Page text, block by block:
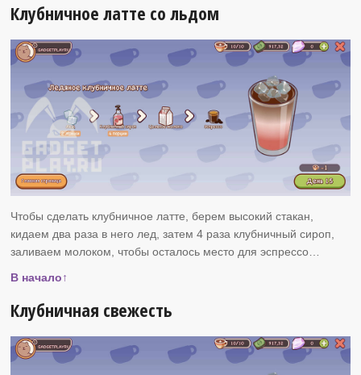
Клубничное латте со льдом
Чтобы сделать клубничное латте, берем высокий стакан,
кидаем два раза в него лед, затем 4 раза клубничный сироп,
заливаем молоком, чтобы осталось место для эспрессо…
В начало↑
Клубничная свежесть